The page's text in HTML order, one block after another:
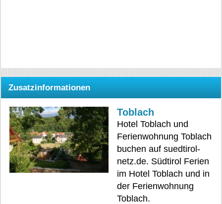
Zusatzinformationen
Toblach
Hotel Toblach und
Ferienwohnung Toblach
buchen auf suedtirol-
netz.de. Südtirol Ferien
im Hotel Toblach und in
der Ferienwohnung
Toblach.